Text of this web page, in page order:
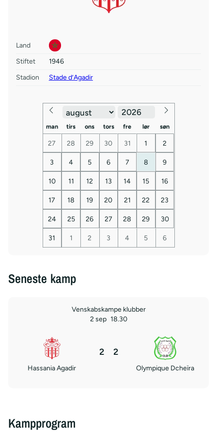
Land
Stiftet
1946
Stadion
Stade d’Agadir
man tirs ons tors fre lør søn
27 28 29 30 31 1 2
3 4 5 6 7 8 9
10 11 12 13 14 15 16
17 18 19 20 21 22 23
24 25 26 27 28 29 30
31 1 2 3 4 5 6
Seneste kamp
Venskabskampe klubber
2 sep 18.30
Hassania Agadir
2 2
Olympique Dcheïra
Kampprogram